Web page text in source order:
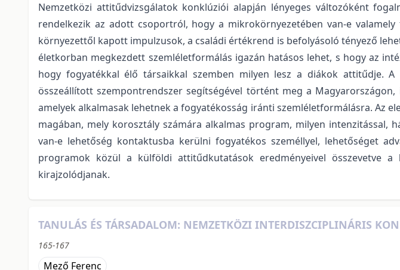
Nemzetközi attitűdvizsgálatok konklúziói alapján lényeges változóként
rendelkezik az adott csoportról, hogy a mikrokörnyezetében van-e
környezettől kapott impulzusok, a családi értékrend is befolyásoló tényező
életkorban megkezdett szemléletformálás igazán hatásos lehet, s hogy az
hogy fogyatékkal élő társaikkal szemben milyen lesz a diákok attitűdje.
összeállított szempontrendszer segítségével történt meg a
amelyek alkalmasak lehetnek a fogyatékosság iránti szemléletformálásra. Az
magában, mely korosztály számára alkalmas program, milyen intenzitással,
van-e lehetőség kontaktusba kerülni fogyatékos személlyel, lehetőséget
programok közül a külföldi attitűdkutatások eredményeivel összevetve
kirajzolódjanak.
TANULÁS ÉS TÁRSADALOM: NEMZETKÖZI INTERDISZCIPLINÁRIS
165-167
Mező Ferenc